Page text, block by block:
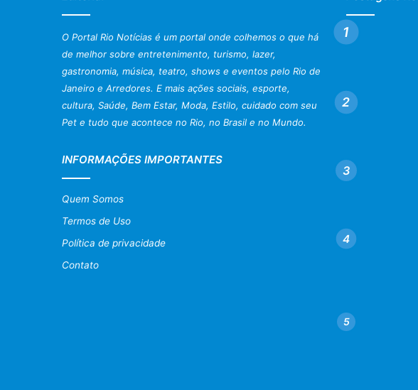
O Portal Rio Notícias é um portal onde colhemos o que há
de melhor sobre entretenimento, turismo, lazer,
gastronomia, música, teatro, shows e eventos pelo Rio de
Janeiro e Arredores. E mais ações sociais, esporte,
cultura, Saúde, Bem Estar, Moda, Estilo, cuidado com seu
Pet e tudo que acontece no Rio, no Brasil e no Mundo.
INFORMAÇÕES IMPORTANTES
Quem Somos
Termos de Uso
Política de privacidade
Contato